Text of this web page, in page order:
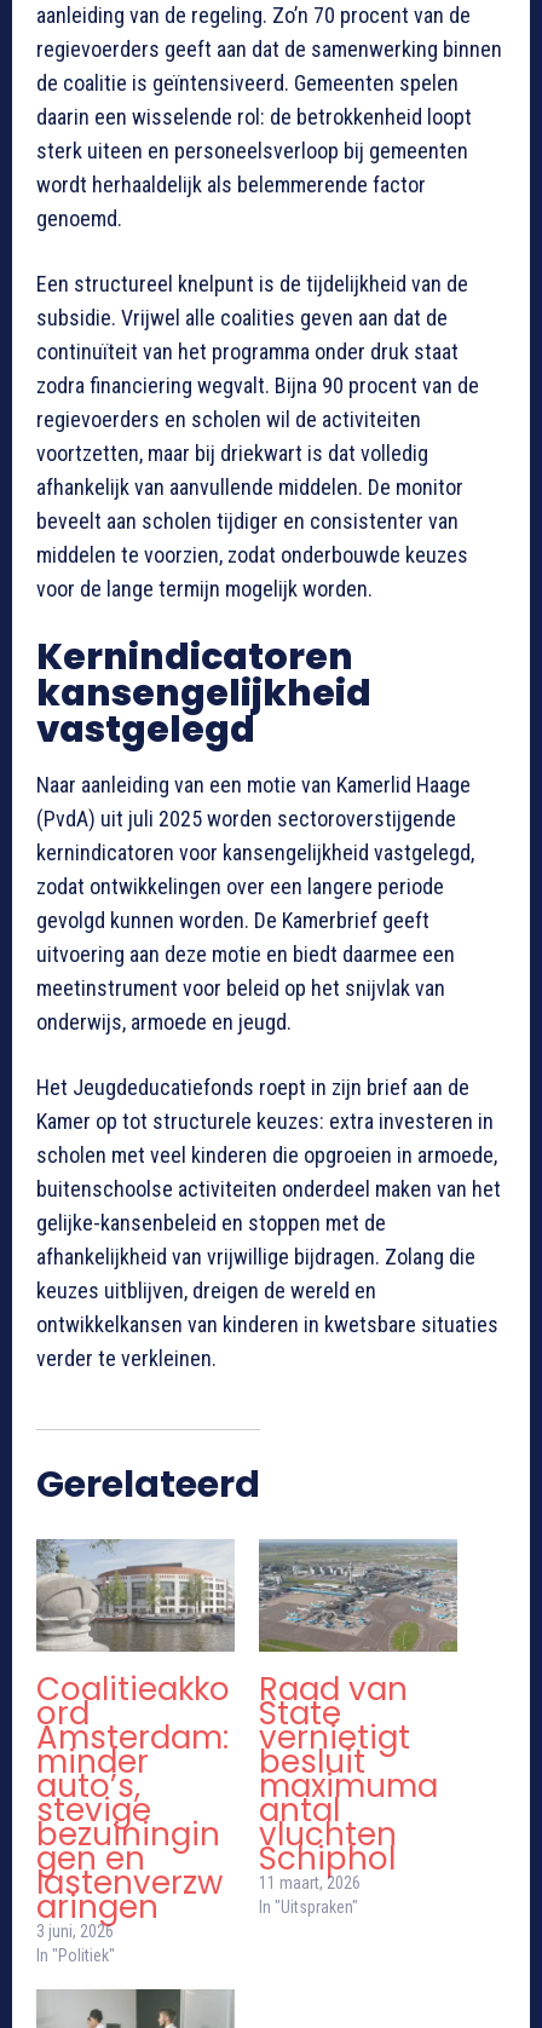
aanleiding van de regeling. Zo’n 70 procent van de
regievoerders geeft aan dat de samenwerking binnen
de coalitie is geïntensiveerd. Gemeenten spelen
daarin een wisselende rol: de betrokkenheid loopt
sterk uiteen en personeelsverloop bij gemeenten
wordt herhaaldelijk als belemmerende factor
genoemd.
Een structureel knelpunt is de tijdelijkheid van de
subsidie. Vrijwel alle coalities geven aan dat de
continuïteit van het programma onder druk staat
zodra financiering wegvalt. Bijna 90 procent van de
regievoerders en scholen wil de activiteiten
voortzetten, maar bij driekwart is dat volledig
afhankelijk van aanvullende middelen. De monitor
beveelt aan scholen tijdiger en consistenter van
middelen te voorzien, zodat onderbouwde keuzes
voor de lange termijn mogelijk worden.
Kernindicatoren
kansengelijkheid
vastgelegd
Naar aanleiding van een motie van Kamerlid Haage
(PvdA) uit juli 2025 worden sectoroverstijgende
kernindicatoren voor kansengelijkheid vastgelegd,
zodat ontwikkelingen over een langere periode
gevolgd kunnen worden. De Kamerbrief geeft
uitvoering aan deze motie en biedt daarmee een
meetinstrument voor beleid op het snijvlak van
onderwijs, armoede en jeugd.
Het Jeugdeducatiefonds roept in zijn brief aan de
Kamer op tot structurele keuzes: extra investeren in
scholen met veel kinderen die opgroeien in armoede,
buitenschoolse activiteiten onderdeel maken van het
gelijke-kansenbeleid en stoppen met de
afhankelijkheid van vrijwillige bijdragen. Zolang die
keuzes uitblijven, dreigen de wereld en
ontwikkelkansen van kinderen in kwetsbare situaties
verder te verkleinen.
Gerelateerd
Coalitieakko
ord
Amsterdam:
minder
auto’s,
stevige
bezuiningin
gen en
lastenverzw
aringen
3 juni, 2026
In "Politiek"
Raad van
State
vernietigt
besluit
maximuma
antal
vluchten
Schiphol
11 maart, 2026
In "Uitspraken"